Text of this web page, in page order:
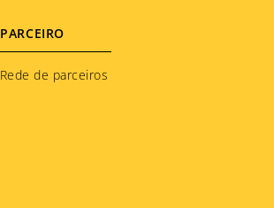
PARCEIRO
Rede de parceiros